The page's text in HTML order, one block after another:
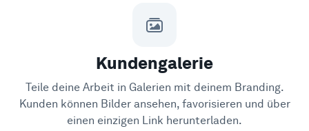
Kundengalerie
Teile deine Arbeit in Galerien mit deinem Branding.
Kunden können Bilder ansehen, favorisieren und über
einen einzigen Link herunterladen.